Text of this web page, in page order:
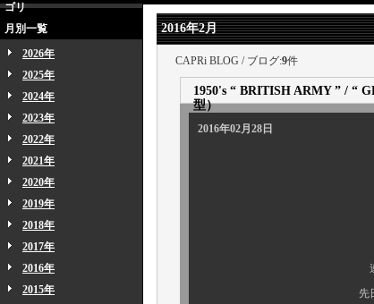
ゴリ
月別一覧
2026年
2025年
2024年
2023年
2022年
2021年
2020年
2019年
2018年
2017年
2016年
2015年
2016年2月
CAPRi BLOG / ブログ:9件
1950's “ BRITISH ARMY ” / “
型）
2016年02月28日
本日も英国
連日に亘り、続々
先日